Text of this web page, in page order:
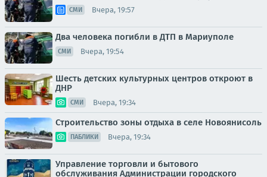
СМИ Вчера, 19:57
Два человека погибли в ДТП в Мариуполе
СМИ Вчера, 19:54
Шесть детских культурных центров откроют в
ДНР
СМИ Вчера, 19:34
Строительство зоны отдыха в селе Новоянисоль
ПАБЛИКИ Вчера, 19:34
Управление торговли и бытового
обслуживания Администрации городского